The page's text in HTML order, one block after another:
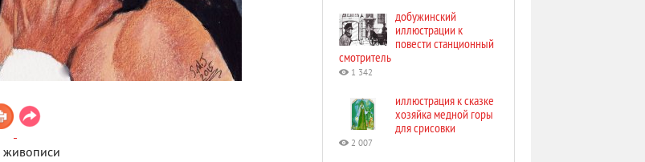
живописи
добужинский
иллюстрации к
повести станционный
смотритель
1 342
иллюстрация к сказке
хозяйка медной горы
для срисовки
2 007